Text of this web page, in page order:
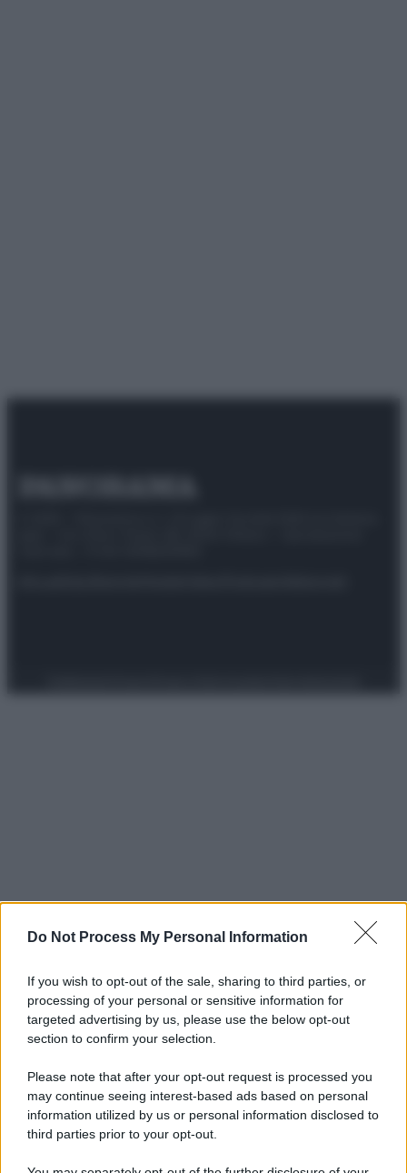
Do Not Process My Personal Information
If you wish to opt-out of the sale, sharing to third parties, or
processing of your personal or sensitive information for
targeted advertising by us, please use the below opt-out
section to confirm your selection.
Please note that after your opt-out request is processed you
may continue seeing interest-based ads based on personal
information utilized by us or personal information disclosed to
third parties prior to your opt-out.